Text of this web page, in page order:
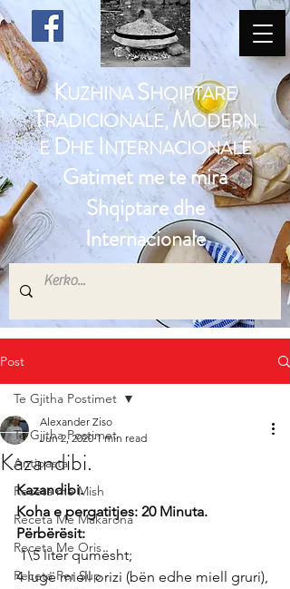
KUZHINASHQIPTARE
TRADICIONALE, MODERN
EDHE INTERNACIONALE
Gatimet me te mira
Shqiptare dhe
Internacionale
Post
Te Gjitha Postimet
Antipasta
Receta me Mish
Receta Me Makarona
Receta Me Oris
Receta Per Sup
Te Gjitha Postimet
Kazandibi.
Alexander Ziso
Jun 2, 2020 1 min read
Kazandibi.
Koha e pergatitjes: 20 Minuta.
Përbërësit:
1\5 litër qumësht;
4 lugë miell orizi (bën edhe miell gruri),